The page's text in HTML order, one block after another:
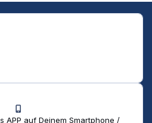
APP auf Deinem Smartphone /